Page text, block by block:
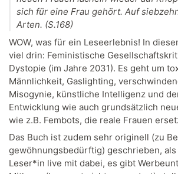
sich für eine Frau gehört. Auf
Arten. (S.168)
WOW, was für ein Leseerlebnis! In
viel drin: Feministische
Dystopie (im Jahre 2031). Es geht um
Männlichkeit, Gaslighting,
Misogynie, künstliche Intelligenz und
Entwicklung wie auch grundsätzlich
wie z.B. Fembots, die reale Frauen
Das Buch ist zudem sehr originell (zu
gewöhnungsbedürftig) geschrieben, als
Leser*in live mit dabei, es gibt